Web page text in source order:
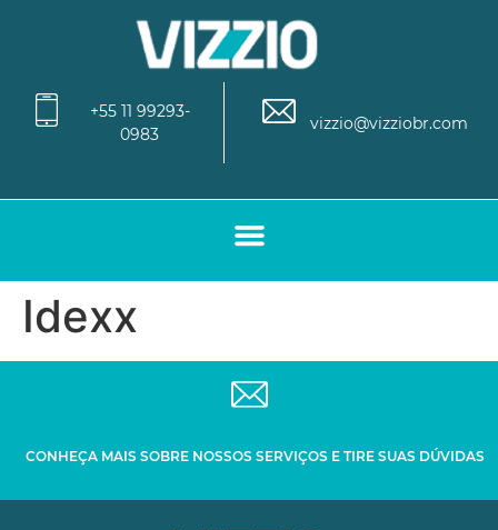
+55 11 99293-
0983
vizzio@vizziobr.com
Idexx
CONHEÇA MAIS SOBRE NOSSOS SERVIÇOS E TIRE SUAS DÚVIDAS